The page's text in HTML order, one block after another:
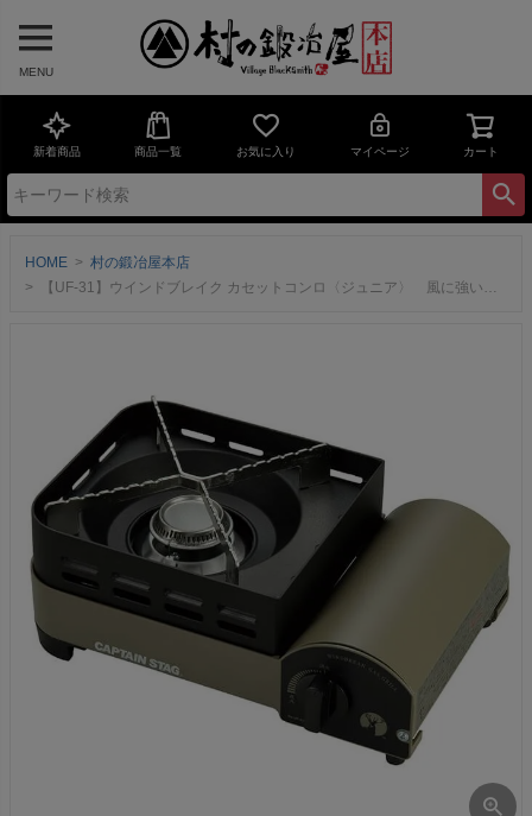
MENU
新着商品 商品一覧 お気に入り マイページ カート
HOME
村の鍛冶屋本店
【UF-31】ウインドブレイク カセットコンロ〈ジュニア〉 風に強い風防機能付き ご家庭、防災用や緊急時にも便利 キャプテンスタッグ 【頑張って送料無料！】